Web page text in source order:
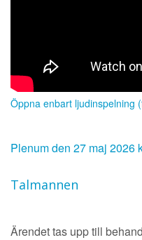
Öppna enbart ljudinspelning
Plenum den 27 maj 2026
Talmannen
Ärendet tas upp till